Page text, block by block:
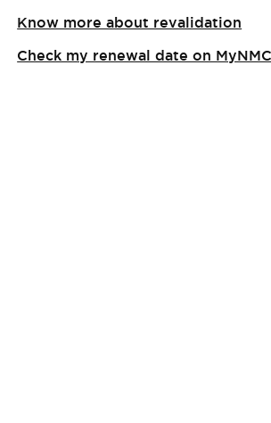
Know more about revalidation
Check my renewal date on MyNMC